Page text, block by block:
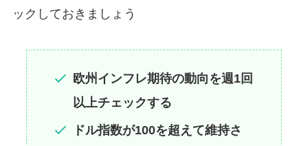
ックしておきましょう
欧州インフレ期待の動向を週1回
以上チェックする
ドル指数が100を超えて維持さ